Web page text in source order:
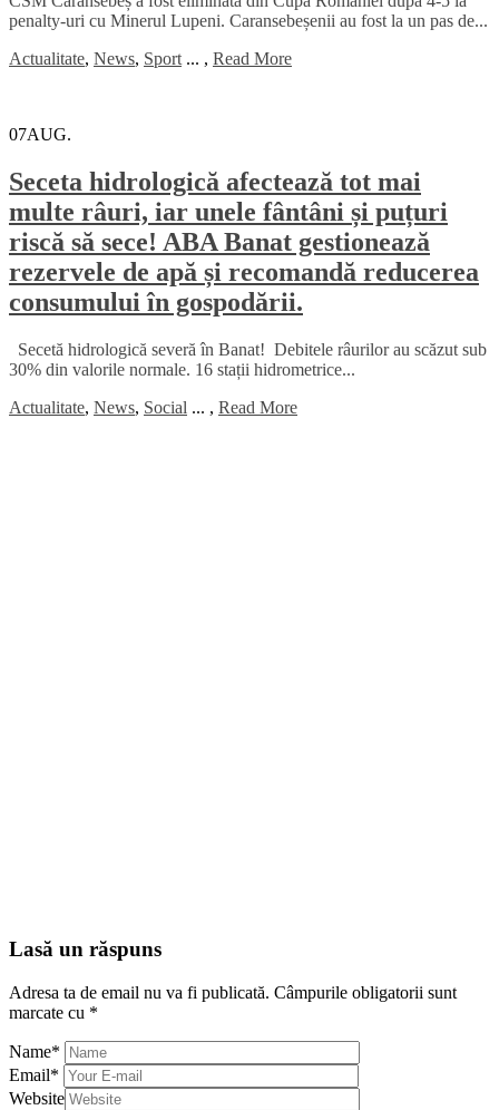
penalty-uri cu Minerul Lupeni. Caransebeșenii au fost la un pas de...
Actualitate, News, Sport ... , Read More
07AUG.
Seceta hidrologică afectează tot mai
multe râuri, iar unele fântâni și puțuri
riscă să sece! ABA Banat gestionează
rezervele de apă și recomandă reducerea
consumului în gospodării.
Secetă hidrologică severă în Banat! Debitele râurilor au scăzut sub
30% din valorile normale. 16 stații hidrometrice...
Actualitate, News, Social ... , Read More
Lasă un răspuns
Adresa ta de email nu va fi publicată. Câmpurile obligatorii sunt
marcate cu *
Name*
Email*
Website